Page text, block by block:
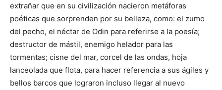
extrañar que en su civilización nacieron metáforas
poéticas que sorprenden por su belleza, como: el zumo
del pecho, el néctar de Odin para referirse a la poesía;
destructor de mástil, enemigo helador para las
tormentas; cisne del mar, corcel de las ondas, hoja
lanceolada que flota, para hacer referencia a sus ágiles y
bellos barcos que lograron incluso llegar al nuevo